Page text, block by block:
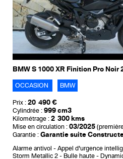
BMW S 1000 XR Finition Pro Noir
OCCASION BMW
Prix : 20 490 €
Cylindrée : 999 cm3
Kilométrage : 2 300 kms
Mise en circulation : 03/2025
Garantie : Garantie suite
Alarme antivol Appel d'urgence
Storm Metallic 2
Bulle haute